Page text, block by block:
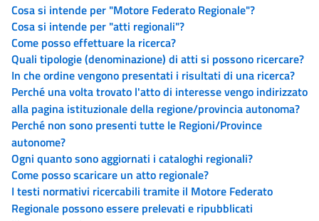
Cosa si intende per "Motore Federato Regionale"?
Cosa si intende per "atti regionali"?
Come posso effettuare la ricerca?
Quali tipologie (denominazione) di atti si possono ricercare?
In che ordine vengono presentati i risultati di una ricerca?
Perché una volta trovato l'atto di interesse vengo indirizzato
alla pagina istituzionale della regione/provincia autonoma?
Perché non sono presenti tutte le Regioni/Province
autonome?
Ogni quanto sono aggiornati i cataloghi regionali?
Come posso scaricare un atto regionale?
I testi normativi ricercabili tramite il Motore Federato
Regionale possono essere prelevati e ripubblicati